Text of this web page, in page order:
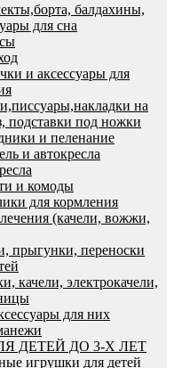
балдахины,
для сна
и аксессуары для
на
подставки под ножки
и пеленание
и автокресла
и комоды
для кормления
(качели, вожжи,
прыгунки, переноски
качели, электрокачели,
для них
ДЕТЕЙ ДО 3-Х ЛЕТ
игрушки для детей